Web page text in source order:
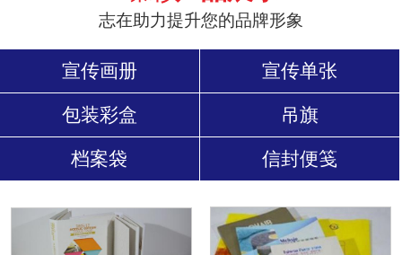
志在助力提升您的品牌形象
宣传画册 宣传单张
包装彩盒 吊旗
档案袋 信封便笺